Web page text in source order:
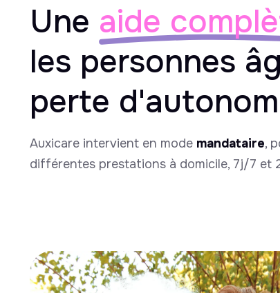
Une aide
les personnes
perte
Auxicare intervient en mode mandataire,
différentes prestations à domicile, 7j/7 et